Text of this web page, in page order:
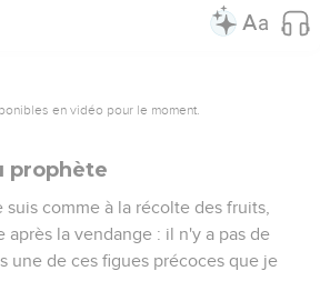
prend plaisir à la bonté.
mer tous leurs péchés.
juré à nos ancêtres autrefois.